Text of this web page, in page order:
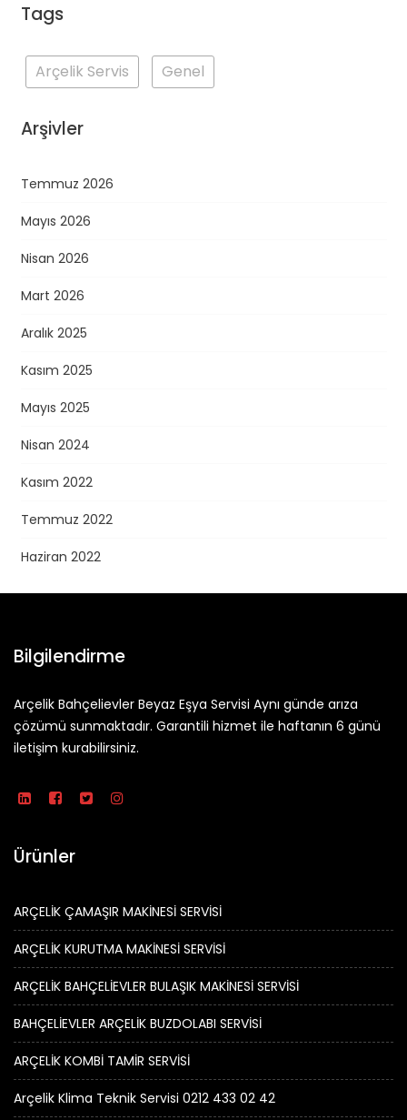
Tags
Arçelik Servis Genel
Arşivler
Temmuz 2026
Mayıs 2026
Nisan 2026
Mart 2026
Aralık 2025
Kasım 2025
Mayıs 2025
Nisan 2024
Kasım 2022
Temmuz 2022
Haziran 2022
Bilgilendirme
Arçelik Bahçelievler Beyaz Eşya Servisi Aynı günde arıza
çözümü sunmaktadır. Garantili hizmet ile haftanın 6 günü
iletişim kurabilirsiniz.
Ürünler
ARÇELİK ÇAMAŞIR MAKİNESİ SERVİSİ
ARÇELİK KURUTMA MAKİNESİ SERVİSİ
ARÇELİK BAHÇELİEVLER BULAŞIK MAKİNESİ SERVİSİ
BAHÇELİEVLER ARÇELİK BUZDOLABI SERVİSİ
ARÇELİK KOMBİ TAMİR SERVİSİ
Arçelik Klima Teknik Servisi 0212 433 02 42